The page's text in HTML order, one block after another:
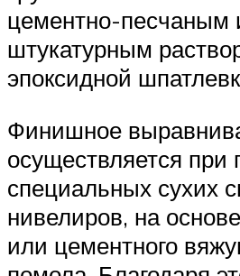
цементно-песчаным
штукатурным
эпоксидной
Финишное
осуществляется
специальных сухих
нивелиров, на
или цементного